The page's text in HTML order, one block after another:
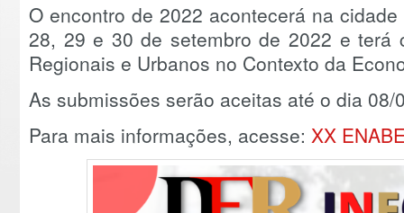
O encontro de 2022 acontecerá na
28, 29 e 30 de setembro de 2022 e terá
Regionais e Urbanos no Contexto da
As submissões serão aceitas até o dia 08/
Para mais informações, acesse: XX